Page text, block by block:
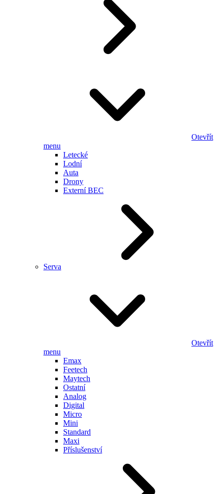
Otevřít
menu
Letecké
Lodní
Auta
Drony
Externí BEC
Serva
Otevřít
menu
Emax
Feetech
Maytech
Ostatní
Analog
Digital
Micro
Mini
Standard
Maxi
Příslušenství